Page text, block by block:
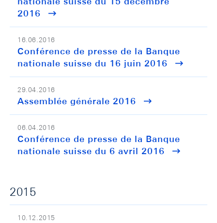
2016
16.06.2016
Conférence de presse de la Banque
nationale suisse du 16 juin 2016
29.04.2016
Assemblée générale 2016
06.04.2016
Conférence de presse de la Banque
nationale suisse du 6 avril 2016
2015
10.12.2015